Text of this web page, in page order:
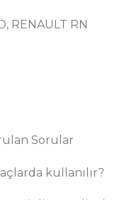
RENAULT RN
Sorular
kullanılır?